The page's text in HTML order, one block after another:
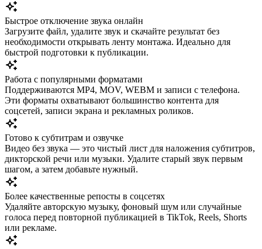
Быстрое отключение звука онлайн
Загрузите файл, удалите звук и скачайте результат без
необходимости открывать ленту монтажа. Идеально для
быстрой подготовки к публикации.
Работа с популярными форматами
Поддерживаются MP4, MOV, WEBM и записи с телефона.
Эти форматы охватывают большинство контента для
соцсетей, записи экрана и рекламных роликов.
Готово к субтитрам и озвучке
Видео без звука — это чистый лист для наложения субтитров,
дикторской речи или музыки. Удалите старый звук первым
шагом, а затем добавьте нужный.
Более качественные репосты в соцсетях
Удаляйте авторскую музыку, фоновый шум или случайные
голоса перед повторной публикацией в TikTok, Reels, Shorts
или рекламе.